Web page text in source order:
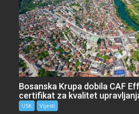
Bosanska Krupa dobila CAF
certifikat za kvalitet
USK Vijesti